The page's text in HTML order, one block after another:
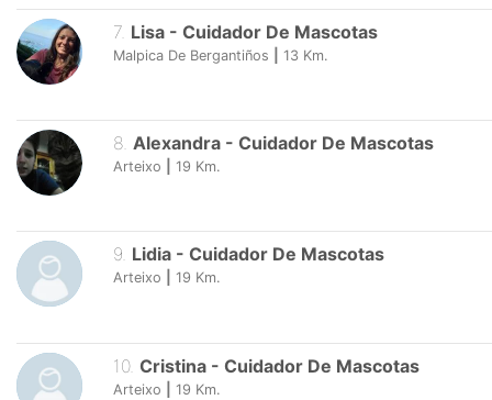
7. Lisa - Cuidador De Mascotas
Malpica De Bergantiños 13 Km.
8. Alexandra - Cuidador De Mascotas
Arteixo 19 Km.
9. Lidia - Cuidador De Mascotas
Arteixo 19 Km.
10. Cristina - Cuidador De Mascotas
Arteixo 19 Km.